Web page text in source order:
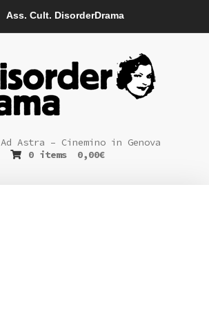
Ass. Cult. DisorderDrama
Ad Astra – Cinemino in Genova
0 items
0,00€